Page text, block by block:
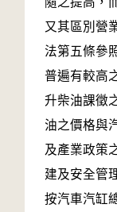
又其區別營
法第五條參
普遍有較高
升柴油課徵
油之價格與
及產業政策
建及安全管
按汽車汽缸